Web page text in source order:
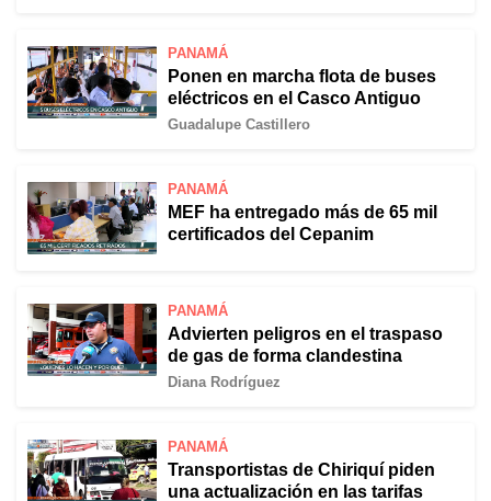
PANAMÁ
Ponen en marcha flota de buses
eléctricos en el Casco Antiguo
Guadalupe Castillero
PANAMÁ
MEF ha entregado más de 65 mil
certificados del Cepanim
PANAMÁ
Advierten peligros en el traspaso
de gas de forma clandestina
Diana Rodríguez
PANAMÁ
Transportistas de Chiriquí piden
una actualización en las tarifas